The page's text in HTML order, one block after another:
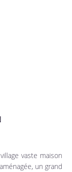
vaste maison
un grand